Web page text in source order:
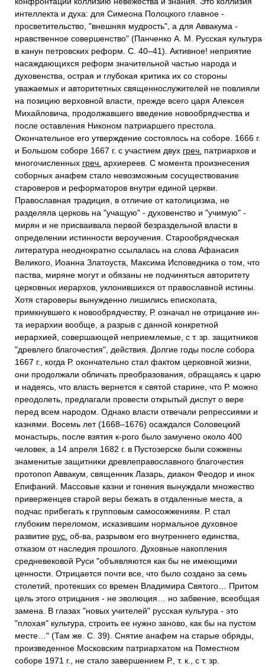
интеллекта и духа: для Симеона Полоцкого главное -
просветительство, "внешняя мудрость", а для Аввакума -
нравственное совершенство" (Панченко А. М. Русская культура
в канун петровских реформ. С. 40–41). Активное! неприятие
насаждающихся реформ значительной частью народа и
духовенства, острая и глубокая критика их со стороны
уважаемых и авторитетных священнослужителей не повлияли
на позицию верховной власти, прежде всего царя Алексея
Михайловича, продолжавшего введение новообрядчества и
после оставления Никоном патриаршего престола.
Окончательное его утверждение состоялось на соборе. 1666 г.
и Большом соборе 1667 г. с участием двух греч. патриархов и
многочисленных греч. архиереев. С момента произнесения
соборных анафем стало невозможным сосуществование
староверов и реформаторов внутри единой церкви.
Православная традиция, в отличие от католицизма, не
разделяла церковь на "учащую" - духовенство и "учимую" -
мирян и не присваивала первой безраздельной власти в
определении истинности вероучения. Старообрядческая
литература неоднократно ссылалась на слова Афанасия
Великого, Иоанна Златоуста, Максима Исповедника о том, что
паства, миряне могут и обязаны не подчиняться авторитету
церковных иерархов, уклонившихся от православной истины.
Хотя староверы вынужденно лишились епископата,
примкнувшего к новообрядчеству, Р. означал не отрицание ин-
та иерархии вообще, а разрыв с данной конкретной
иерархией, совершающей неприемлемые, с т. зр. защитников
"древлего благочестия", действия. Долгие годы после собора
1667 г., когда Р. окончательно стал фактом церковной жизни,
они продолжали обличать преобразования, обращаясь к царю
и надеясь, что власть вернется к святой старине, что Р. можно
преодолеть, предлагали провести открытый диспут о вере
перед всем народом. Однако власти отвечали репрессиями и
казнями. Восемь лет (1668–1676) осаждался Соловецкий
монастырь, после взятия к-рого было замучено около 400
человек, а 14 апреля 1682 г. в Пустозерске были сожжены
знаменитые защитники древлеправославного благочестия
протопоп Аввакум, священник Лазарь, диакон Феодор и инок
Епифаний. Массовые казни и гонения вынуждали множество
приверженцев старой веры бежать в отдаленные места, а
подчас прибегать к групповым самосожжениям. Р. стал
глубоким переломом, исказившим нормальное духовное
развитие рус. об-ва, разрывом его внутреннего единства,
отказом от наследия прошлого. Духовные накопления
средневековой Руси "объявляются как бы не имеющими
ценности. Отрицается почти все, что было создано за семь
столетий, протекших со времен Владимира Святого… Притом
цель этого отрицания - не эволюция… но забвение, всеобщая
замена. В глазах "новых учителей" русская культура - это
"плохая" культура, строить ее нужно заново, как бы на пустом
месте…" (Там же. С. 39). Снятие анафем на старые обряды,
произведенное Московским патриархатом на Поместном
соборе 1971 г., не стало завершением Р., т. к., с т. зр.